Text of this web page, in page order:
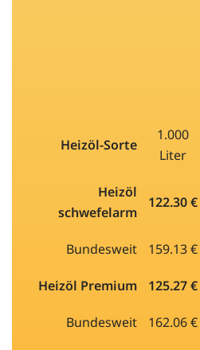
Heizöl-Sorte
1.000
Liter
Heizöl
schwefelarm
122.30 €
Bundesweit 159.13 €
Heizöl Premium 125.27 €
Bundesweit 162.06 €